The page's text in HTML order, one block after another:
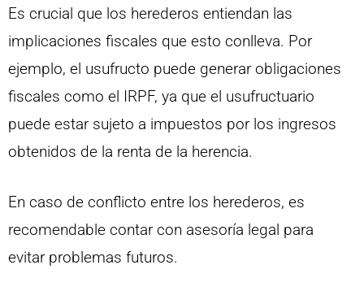
Es crucial que los herederos entiendan las
implicaciones fiscales que esto conlleva. Por
ejemplo, el usufructo puede generar obligaciones
fiscales como el IRPF, ya que el usufructuario
puede estar sujeto a impuestos por los ingresos
obtenidos de la renta de la herencia.
En caso de conflicto entre los herederos, es
recomendable contar con asesoría legal para
evitar problemas futuros.